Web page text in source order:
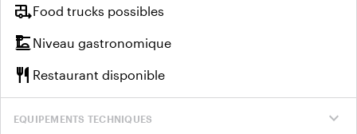
rv_hookupFood trucks possibles
dinner_diningNiveau gastronomique
restaurant Restaurant disponible
expand_more
EQUIPEMENTS TECHNIQUES